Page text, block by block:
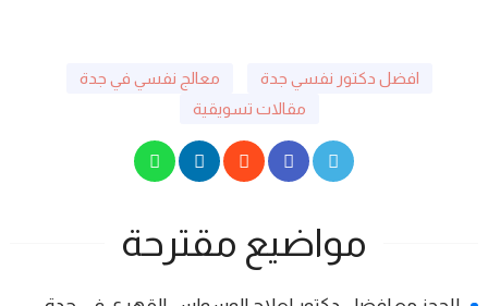
افضل دكتور نفسي جدة
معالج نفسي في جدة
مقالات تسويقية
مواضيع مقترحة